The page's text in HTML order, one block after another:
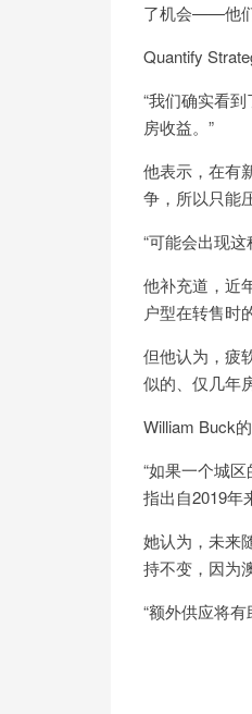
了机会——他们
Quantify
“我们确实看
房收益。”
他表示，在有
争，所以只能
“可能会出现
他补充道，近
户型在转售时
但他认为，疲
似的、仅几年
William Buck
“如果一个城
指出自2019年
她认为，未来
持不变，因为
“额外供应将